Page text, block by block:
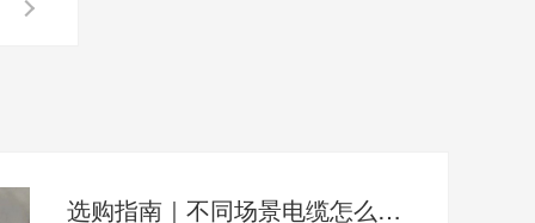
选购指南｜不同场景电缆怎么选？避开陷阱不踩坑